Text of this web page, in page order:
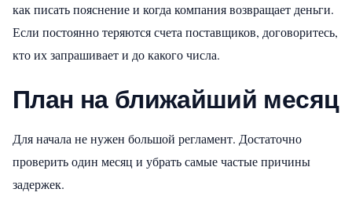
как писать пояснение и когда компания возвращает деньги.
Если постоянно теряются счета поставщиков, договоритесь,
кто их запрашивает и до какого числа.
План на ближайший месяц
Для начала не нужен большой регламент. Достаточно
проверить один месяц и убрать самые частые причины
задержек.